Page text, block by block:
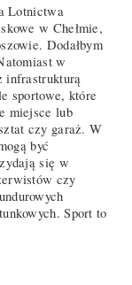
Lotnictwa
w Chełmie,
Dodałbym
w
infrastrukturą
sportowe, które
miejsce lub
czy garaż. W
być
się w
czy
Sport to